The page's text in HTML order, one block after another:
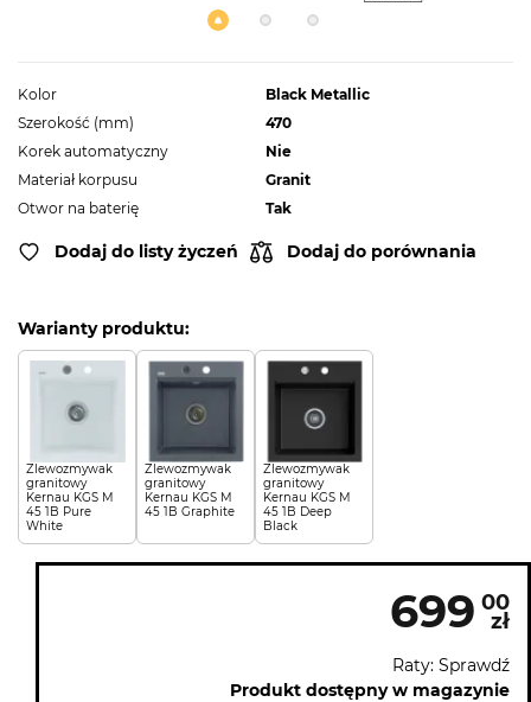
Kolor
Black Metallic
Szerokość (mm)
470
Korek automatyczny
Nie
Materiał korpusu
Granit
Otwor na baterię
Tak
Dodaj do listy życzeń Dodaj do porównania
Warianty produktu:
Zlewozmywak
granitowy
Kernau KGS M
45 1B Pure
White
Zlewozmywak
granitowy
Kernau KGS M
45 1B Graphite
Zlewozmywak
granitowy
Kernau KGS M
45 1B Deep
Black
699 00
zł
Raty: Sprawdź
Produkt dostępny w magazynie